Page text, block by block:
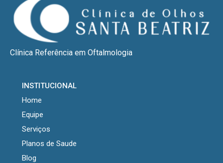
Clínica Referência em Oftalmologia
INSTITUCIONAL
Home
Equipe
Serviços
Planos de Saude
Blog